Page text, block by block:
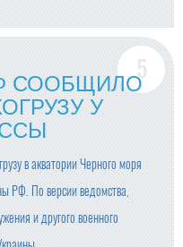
СООБЩИЛО
У
в акватории Черного моря
РФ. По версии ведомства,
и другого военного